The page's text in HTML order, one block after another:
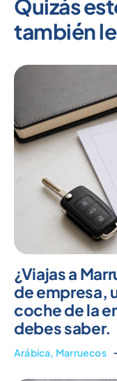
Quizás
también
¿Viajas a
de empresa,
coche de la
debes saber.
Arábica Marruecos